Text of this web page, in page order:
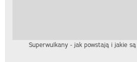
Superwulkany - jak powstają i jakie